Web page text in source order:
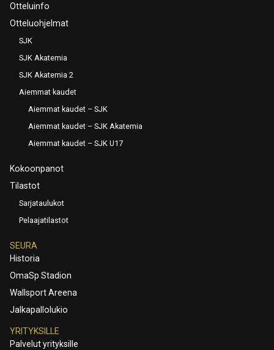
Otteluinfo
Otteluohjelmat
SJK
SJK Akatemia
SJK Akatemia 2
Aiemmat kaudet
Aiemmat kaudet – SJK
Aiemmat kaudet – SJK Akatemia
Aiemmat kaudet – SJK U17
Kokoonpanot
Tilastot
Sarjataulukot
Pelaajatilastot
SEURA
Historia
OmaSp Stadion
Wallsport Areena
Jalkapallolukio
YRITYKSILLE
Palvelut yrityksille